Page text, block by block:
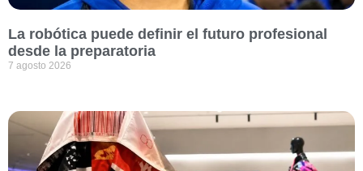
La robótica puede definir el futuro profesional
desde la preparatoria
7 agosto 2026